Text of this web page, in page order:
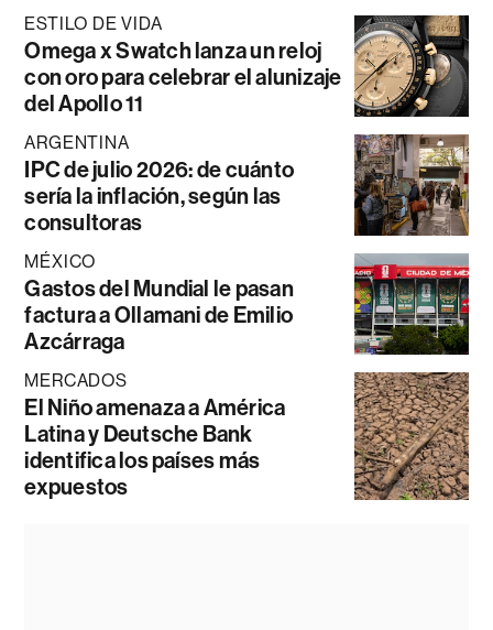
ESTILO DE VIDA
Omega x Swatch lanza un reloj
con oro para celebrar el alunizaje
del Apollo 11
ARGENTINA
IPC de julio 2026: de cuánto
sería la inflación, según las
consultoras
MÉXICO
Gastos del Mundial le pasan
factura a Ollamani de Emilio
Azcárraga
MERCADOS
El Niño amenaza a América
Latina y Deutsche Bank
identifica los países más
expuestos